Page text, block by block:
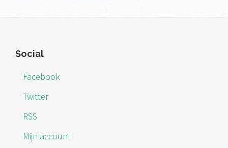
Footer
Social
Facebook
Twitter
RSS
Mijn account